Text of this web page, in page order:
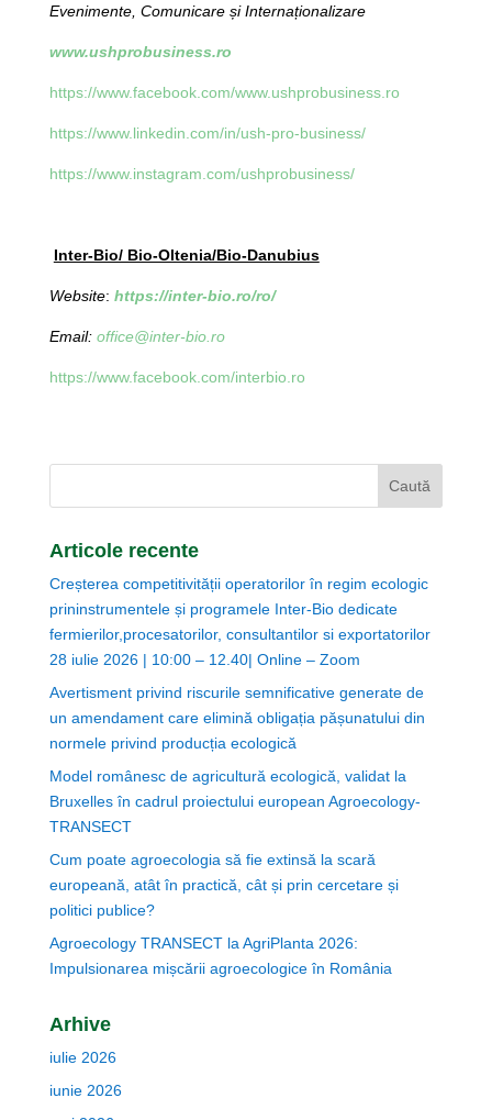
Evenimente, Comunicare și Internaționalizare
www.ushprobusiness.ro
https://www.facebook.com/www.ushprobusiness.ro
https://www.linkedin.com/in/ush-pro-business/
https://www.instagram.com/ushprobusiness/
Inter-Bio/ Bio-Oltenia/Bio-Danubius
Website: https://inter-bio.ro/ro/
Email: office@inter-bio.ro
https://www.facebook.com/interbio.ro
Articole recente
Creșterea competitivității operatorilor în regim ecologic
prininstrumentele și programele Inter-Bio dedicate
fermierilor,procesatorilor, consultantilor si exportatorilor
28 iulie 2026 | 10:00 – 12.40| Online – Zoom
Avertisment privind riscurile semnificative generate de
un amendament care elimină obligația pășunatului din
normele privind producția ecologică
Model românesc de agricultură ecologică, validat la
Bruxelles în cadrul proiectului european Agroecology-
TRANSECT
Cum poate agroecologia să fie extinsă la scară
europeană, atât în practică, cât și prin cercetare și
politici publice?
Agroecology TRANSECT la AgriPlanta 2026:
Impulsionarea mișcării agroecologice în România
Arhive
iulie 2026
iunie 2026